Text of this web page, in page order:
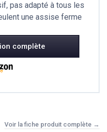
pas adapté à tous les
une assise ferme
complète
Voir la fiche produit complète →